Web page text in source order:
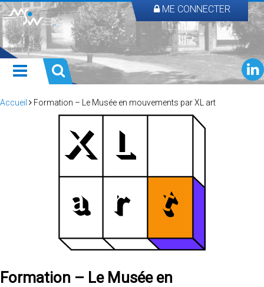
ME CONNECTER
Accueil Formation – Le Musée en mouvements par XL art
Formation – Le Musée en